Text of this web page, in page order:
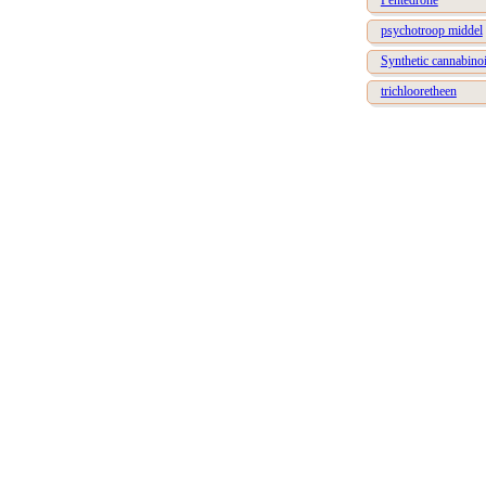
psychotroop middel
Synthetic
trichlooretheen